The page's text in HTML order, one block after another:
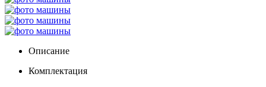
Описание
Комплектация